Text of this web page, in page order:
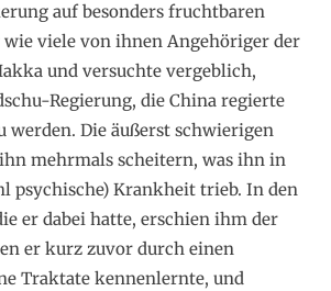
auf besonders fruchtbaren
wie viele von ihnen Angehöriger der
und versuchte vergeblich,
Regierung, die China regierte
werden. Die äußerst schwierigen
mehrmals scheitern, was ihn in
psychische) Krankheit trieb. In den
er dabei hatte, erschien ihm der
er kurz zuvor durch einen
Traktate kennenlernte, und